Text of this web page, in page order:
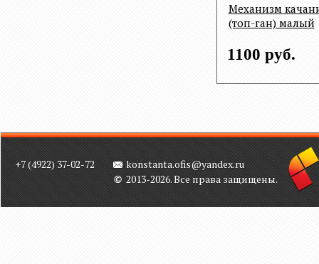
Механизм
(топ-ган) малый
1100 руб.
+7 (4922) 37-02-72
konstanta.ofis@yandex.ru
2013-2026. Все права защищены.